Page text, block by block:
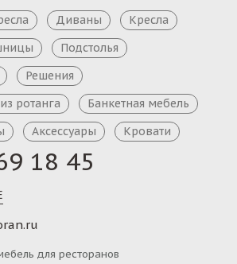
18 45
для ресторанов
Диваны
Кресла
Подстолья
Решения
ротанга
Банкетная мебель
Аксессуары Кровати